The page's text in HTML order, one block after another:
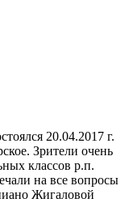
20.04.2017 г.
Зрители очень
классов р.п.
на все вопросы
Жигаловой